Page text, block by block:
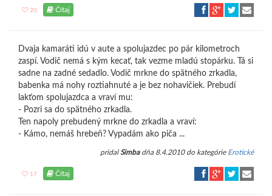
20 Čítaj
Dvaja kamaráti idú v aute a spolujazdec po pár kilometroch
zaspí. Vodič nemá s kým kecať, tak vezme mladú stopárku. Tá si
sadne na zadné sedadlo. Vodič mrkne do spätného zrkadla,
babenka má nohy roztiahnuté a je bez nohavičiek. Prebudí
lakťom spolujazdca a vraví mu:
- Pozri sa do spätného zrkadla.
Ten napoly prebudený mrkne do zrkadla a vraví:
- Kámo, nemáš hrebeň? Vypadám ako piča ...
pridalSimbadňa 8.4.2010 do kategórie Erotické
17 Čítaj